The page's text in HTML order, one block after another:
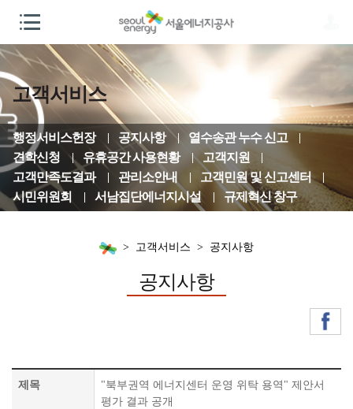
고객서비스
행정서비스헌장 공지사항
열수송관 누수 신고
견학신청
유휴공간 사용현황
고객지원
고객만족도결과
관리소안내
고객민원 및 신고센터
시민위원회
서남집단에너지시설 규제혁신 창구
고객서비스 공지사항
공지사항
제목
"북부권역 에너지센터 운영 위탁 용역" 제안서
평가 결과 공개